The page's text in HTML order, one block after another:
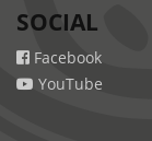
SOCIAL
Facebook
YouTube